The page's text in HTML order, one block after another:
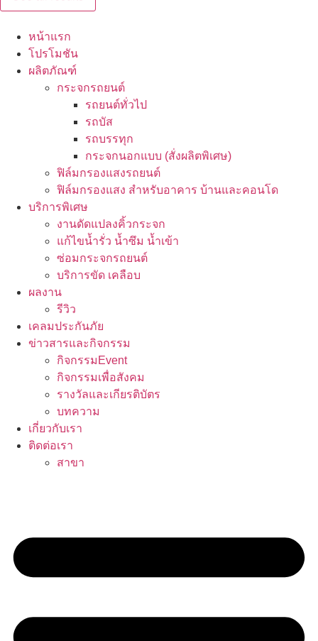
หน้าแรก
โปรโมชัน
ผลิตภัณฑ์
กระจกรถยนต์
รถยนต์ทั่วไป
รถบัส
รถบรรทุก
กระจกนอกแบบ (สั่งผลิตพิเศษ)
ฟิล์มกรองแสงรถยนต์
ฟิล์มกรองแสง สำหรับอาคาร บ้านและคอนโด
บริการพิเศษ
งานดัดแปลงคิ้วกระจก
แก้ไขน้ำรั่ว น้ำซึม น้ำเข้า
ซ่อมกระจกรถยนต์
บริการขัด เคลือบ
ผลงาน
รีวิว
เคลมประกันภัย
ข่าวสารและกิจกรรม
กิจกรรมEvent
กิจกรรมเพื่อสังคม
รางวัลและเกียรติบัตร
บทความ
เกี่ยวกับเรา
ติดต่อเรา
สาขา